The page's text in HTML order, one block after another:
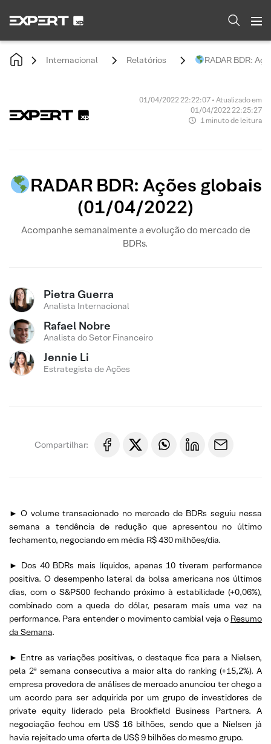
Internacional Relatórios RADAR BDR:
01/04/2022 22:22:07 • Atualizado em
01/04/2022 22:25:27
1 minuto de leitura
RADAR BDR: Ações globais
(01/04/2022)
Acompanhe semanalmente a evolução do mercado de
BDRs.
Pietra Guerra
Analista Internacional
Rafael Nobre
Analista do Setor Financeiro
Jennie Li
Estrategista de Ações
Compartilhar:
► O volume transacionado no mercado de BDRs seguiu nessa
semana a tendência de redução que apresentou no último
fechamento, negociando em média R$ 430 milhões/dia.
► Dos 40 BDRs mais líquidos, apenas 10 tiveram performance
positiva. O desempenho lateral da bolsa americana nos últimos
dias, com o S&P500 fechando próximo à estabilidade (+0,06%),
combinado com a queda do dólar, pesaram mais uma vez na
performance. Para entender o movimento cambial veja o Resumo
da Semana.
► Entre as variações positivas, o destaque fica para a Nielsen,
pela 2ª semana consecutiva a maior alta do ranking (+15,2%). A
empresa provedora de análises de mercado anunciou ter chego a
um acordo para ser adquirida por um grupo de investidores de
private equity liderado pela Brookfield Business Partners. A
negociação fechou em US$ 16 bilhões, sendo que a Nielsen já
havia rejeitado uma oferta de US$ 9 bilhões do mesmo grupo.